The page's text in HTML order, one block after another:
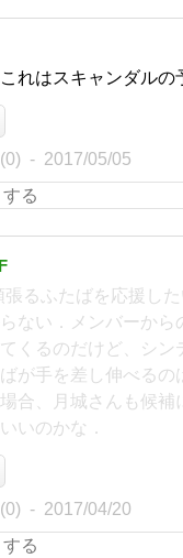
れはスキャンダルの
2017/05/05
張るふたばを応援し
ない．メンバーから
くるのだけど、シン
が手を差し伸べるの
合、月城さんも候補
いのかな．
2017/04/20